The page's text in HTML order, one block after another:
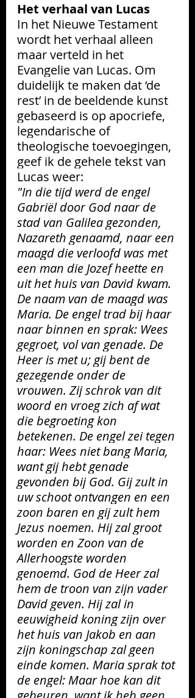
Het verhaal van Lucas
In het Nieuwe Testament
wordt het verhaal alleen
maar verteld in het
Evangelie van Lucas. Om
duidelijk te maken dat ‘de
rest’ in de beeldende kunst
gebaseerd is op apocriefe,
legendarische of
theologische toevoegingen,
geef ik de gehele tekst van
Lucas weer:
"In die tijd werd de engel
Gabriël door God naar de
stad van Galilea gezonden,
Nazareth genaamd, naar een
maagd die verloofd was met
een man die Jozef heette en
uit het huis van David kwam.
De naam van de maagd was
Maria. De engel trad bij haar
naar binnen en sprak: Wees
gegroet, vol van genade. De
Heer is met u; gij bent de
gezegende onder de
vrouwen. Zij schrok van dit
woord en vroeg zich af wat
die begroeting kon
betekenen. De engel zei tegen
haar: Wees niet bang Maria,
want gij hebt genade
gevonden bij God. Gij zult in
uw schoot ontvangen en een
zoon baren en gij zult hem
Jezus noemen. Hij zal groot
worden en Zoon van de
Allerhoogste worden
genoemd. God de Heer zal
hem de troon van zijn vader
David geven. Hij zal in
eeuwigheid koning zijn over
het huis van Jakob en aan
zijn koningschap zal geen
einde komen. Maria sprak tot
de engel: Maar hoe kan dit